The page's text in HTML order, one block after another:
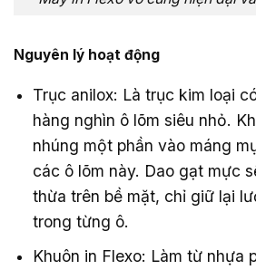
Nguyên lý hoạt động
Trục anilox: Là trục kim loại
hàng nghìn ô lõm siêu nhỏ.
nhúng một phần vào máng
các ô lõm này. Dao gạt mực
thừa trên bề mặt, chỉ giữ lại
trong từng ô.
Khuôn in Flexo: Làm từ nhựa